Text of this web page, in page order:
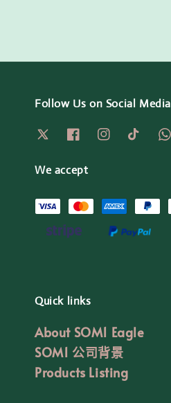
Follow Us on Social Media
We accept
Quick links
About SOM1 Eagle
SOM1 公司背景
Products Listing